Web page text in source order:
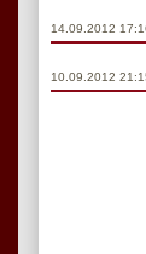
14.09.2012
10.09.2012